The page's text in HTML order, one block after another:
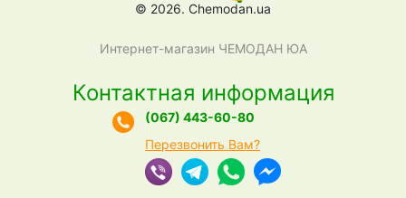
© 2026. Chemodan.ua
Интернет-магазин ЧЕМОДАН ЮА
Контактная информация
(067) 443-60-80
Перезвонить Вам?